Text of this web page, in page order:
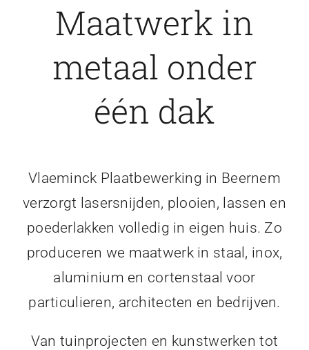
Maatwerk in
metaal onder
één dak
Vlaeminck Plaatbewerking in Beernem
verzorgt lasersnijden, plooien, lassen en
poederlakken volledig in eigen huis. Zo
produceren we maatwerk in staal, inox,
aluminium en cortenstaal voor
particulieren, architecten en bedrijven.
Van tuinprojecten en kunstwerken tot